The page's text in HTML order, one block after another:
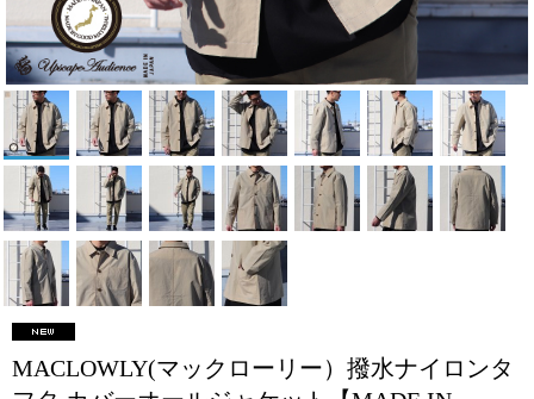
MACLOWLY(マックローリー）撥水ナイロンタ